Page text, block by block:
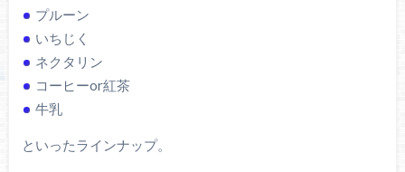
プルーン
いちじく
ネクタリン
コーヒーor紅茶
牛乳
といったラインナップ。